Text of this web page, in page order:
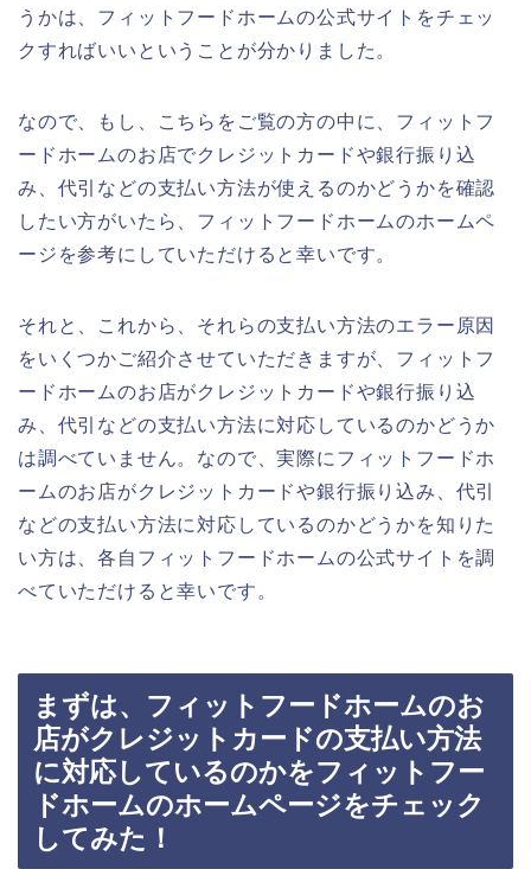
うかは、フィットフードホームの公式サイトをチェッ
クすればいいということが分かりました。
なので、もし、こちらをご覧の方の中に、フィットフ
ードホームのお店でクレジットカードや銀行振り込
み、代引などの支払い方法が使えるのかどうかを確認
したい方がいたら、フィットフードホームのホームペ
ージを参考にしていただけると幸いです。
それと、これから、それらの支払い方法のエラー原因
をいくつかご紹介させていただきますが、フィットフ
ードホームのお店がクレジットカードや銀行振り込
み、代引などの支払い方法に対応しているのかどうか
は調べていません。なので、実際にフィットフードホ
ームのお店がクレジットカードや銀行振り込み、代引
などの支払い方法に対応しているのかどうかを知りた
い方は、各自フィットフードホームの公式サイトを調
べていただけると幸いです。
まずは、フィットフードホームのお
店がクレジットカードの支払い方法
に対応しているのかをフィットフー
ドホームのホームページをチェック
してみた！